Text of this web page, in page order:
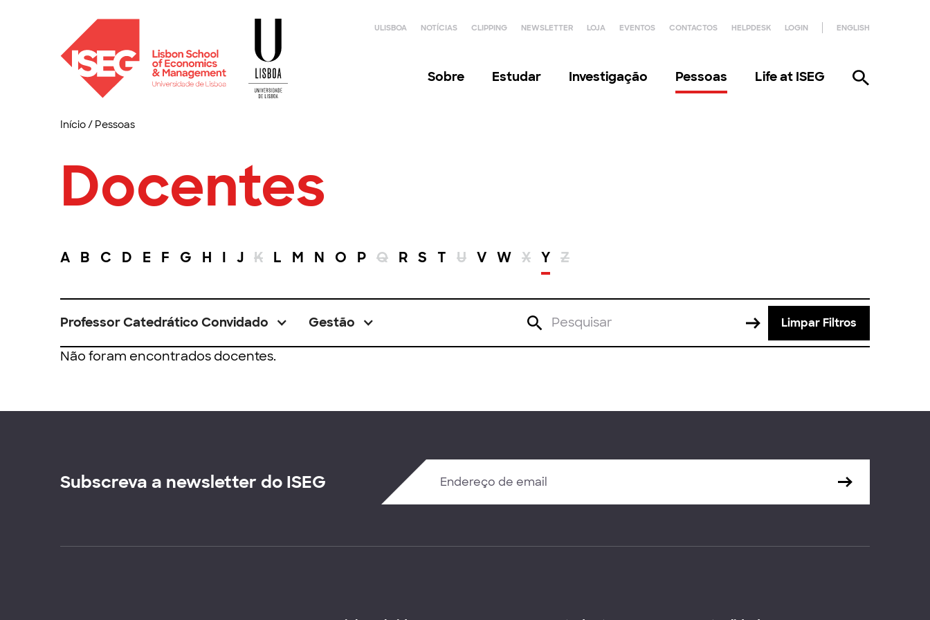
ULISBOA NOTÍCIAS CLIPPING NEWSLETTER LOJA EVENTOS CONTACTOS HELPDESK LOGIN ENGLISH
Sobre Estudar Investigação Pessoas Life at ISEG
Início/ Pessoas
Docentes
A B C D E F G H I J K L M N O P Q R S T U V W X Y Z
Professor Catedrático Convidado Gestão Limpar Filtros
Não foram encontrados docentes.
Subscreva a newsletter do ISEG